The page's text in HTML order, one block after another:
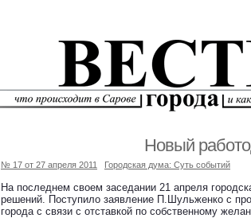
Новый
№ 17 от 27 апреля 2011 Городская дума: Суть событий
На последнем своем заседании 21 апреля
решений. Поступило заявление П.Шульженко с
города с связи с отставкой по собственному